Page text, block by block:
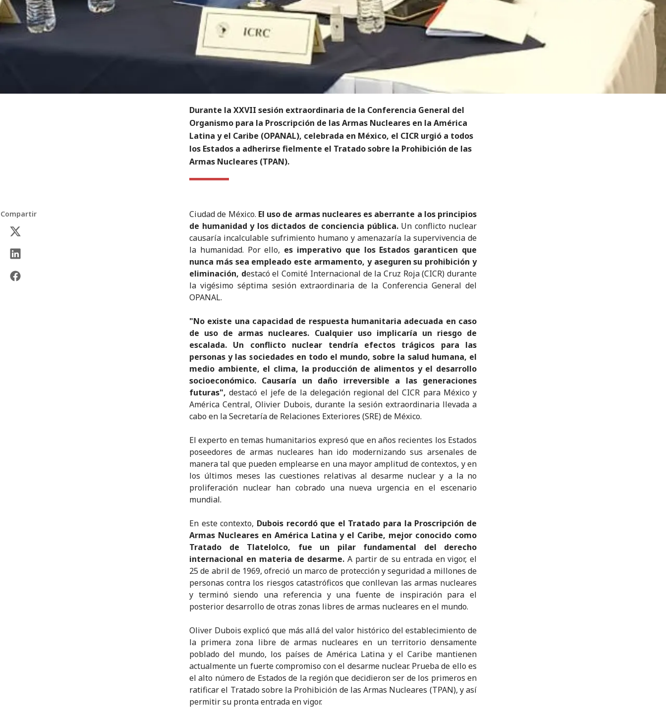
Durante la XXVII sesión extraordinaria de la Conferencia General del
Organismo para la Proscripción de las Armas Nucleares en la América
Latina y el Caribe (OPANAL), celebrada en México, el CICR urgió a todos
los Estados a adherirse fielmente el Tratado sobre la Prohibición de las
Armas Nucleares (TPAN).
Compartir Ciudad de México. El uso de armas nucleares es aberrante a los principios
de humanidad y los dictados de conciencia pública.Un conflicto nuclear
causaría incalculable sufrimiento humano y amenazaría la supervivencia de
la humanidad. Por ello, es imperativo que los Estados garanticen que
nunca más sea empleado este armamento, y aseguren su prohibición y
eliminación, destacó el Comité Internacional de la Cruz Roja (CICR) durante
la vigésimo séptima sesión extraordinaria de la Conferencia General del
OPANAL.
"No existe una capacidad de respuesta humanitaria adecuada en caso
de uso de armas nucleares. Cualquier uso implicaría un riesgo de
escalada. Un conflicto nuclear tendría efectos trágicos para las
personas y las sociedades en todo el mundo, sobre la salud humana, el
medio ambiente, el clima, la producción de alimentos y el desarrollo
socioeconómico. Causaría un daño irreversible a las generaciones
futuras", destacó el jefe de la delegación regional del CICR para México y
América Central, Olivier Dubois, durante la sesión extraordinaria llevada a
cabo en la Secretaría de Relaciones Exteriores (SRE) de México.
El experto en temas humanitarios expresó que en años recientes los Estados
poseedores de armas nucleares han ido modernizando sus arsenales de
manera tal que pueden emplearse en una mayor amplitud de contextos, y en
los últimos meses las cuestiones relativas al desarme nuclear y a la no
proliferación nuclear han cobrado una nueva urgencia en el escenario
mundial.
En este contexto, Dubois recordó que el Tratado para la Proscripción de
Armas Nucleares en América Latina y el Caribe, mejor conocido como
Tratado de Tlatelolco, fue un pilar fundamental del derecho
internacional en materia de desarme. A partir de su entrada en vigor, el
25 de abril de 1969, ofreció un marco de protección y seguridad a millones de
personas contra los riesgos catastróficos que conllevan las armas nucleares
y terminó siendo una referencia y una fuente de inspiración para el
posterior desarrollo de otras zonas libres de armas nucleares en el mundo.
Oliver Dubois explicó que más allá del valor histórico del establecimiento de
la primera zona libre de armas nucleares en un territorio densamente
poblado del mundo, los países de América Latina y el Caribe mantienen
actualmente un fuerte compromiso con el desarme nuclear. Prueba de ello es
el alto número de Estados de la región que decidieron ser de los primeros en
ratificar el Tratado sobre la Prohibición de las Armas Nucleares (TPAN), y así
permitir su pronta entrada en vigor.